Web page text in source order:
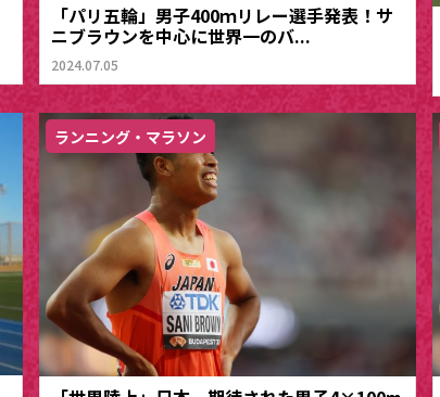
「パリ五輪」男子400ｍリレー選手発表！サ
ニブラウンを中心に世界一のバ...
2024.07.05
ランニング・マラソン